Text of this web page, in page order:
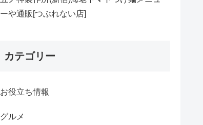
ーや通販[つぶれない店]
カテゴリー
お役立ち情報
グルメ